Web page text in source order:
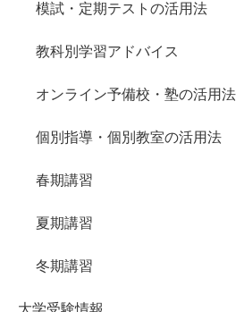
模試・定期テストの活用法
教科別学習アドバイス
オンライン予備校・塾の活用法
個別指導・個別教室の活用法
春期講習
夏期講習
冬期講習